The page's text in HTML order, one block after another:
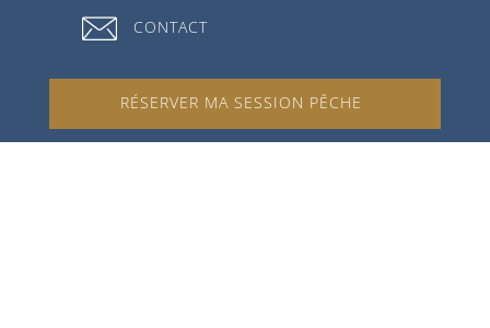
CONTACT
RÉSERVER MA SESSION PÊCHE